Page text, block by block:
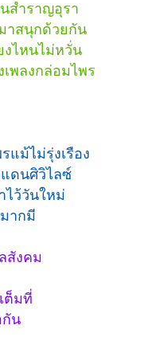
สำราญอุรา
าสนุกด้วยกัน
งไหนไม่หวั่น
เพลงกล่อมไพร
แม้ไม่รุ่งเรือง
แดนศิวิไลซ์
ไว้วันใหม่
ากมี
สังคม
ต็มที่
กัน